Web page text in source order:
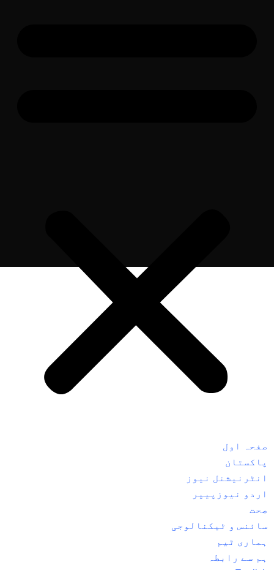
صفحہ اول
پاکستان
انٹرنیشنل نیوز
اردو نیوزپیپر
صحت
سائنس و ٹیکنالوجی
ہماری ٹیم
ہم سے رابطہ